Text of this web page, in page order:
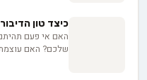
שצאצאי זאבים
מגלה המדע על
הנפשית?
כיצד טון
האם אי פעם
שלכם? האם